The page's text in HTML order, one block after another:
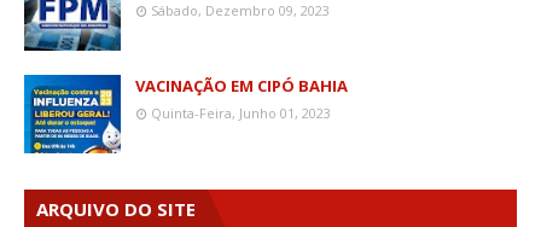
Sábado, Dezembro 09, 2023
VACINAÇÃO EM CIPÓ BAHIA
Quinta-Feira, Junho 01, 2023
ARQUIVO DO SITE